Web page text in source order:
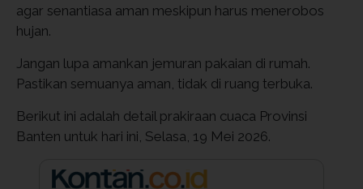
agar senantiasa aman meskipun harus menerobos
hujan.
Jangan lupa amankan jemuran pakaian di rumah.
Pastikan semuanya aman, tidak di ruang terbuka.
Berikut ini adalah detail prakiraan cuaca Provinsi
Banten untuk hari ini, Selasa, 19 Mei 2026.